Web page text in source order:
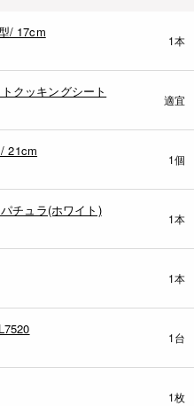
/ 17cm
1本
クッキングシート
適宜
21cm
1個
チュラ(ホワイト)
1本
1本
1台
1枚